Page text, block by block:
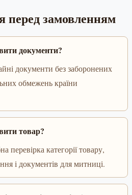
перед замовленням
документи?
документи без заборонених
обмежень країни
товар?
перевірка категорії товару,
і документів для митниці.